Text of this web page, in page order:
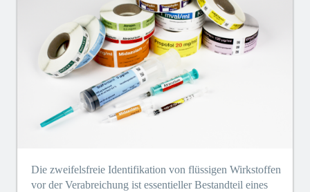
Die zweifelsfreie Identifikation von flüssigen Wirkstoffen
vor der Verabreichung ist essentieller Bestandteil eines